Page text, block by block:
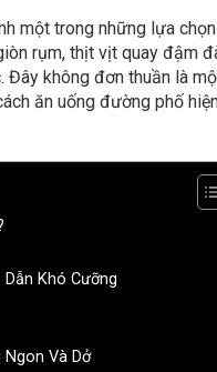
một trong những lựa
rụm, thịt vịt quay đậm
không đơn thuần là
ăn uống đường phố
Khó Cưỡng
Và Dở